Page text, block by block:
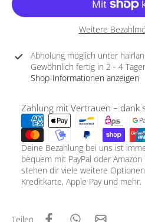
Weitere
Abholung möglich unter
Gewöhnlich fertig in 2 - 4
Shop-Informationen anzeigen
Zahlung mit Vertrauen – dank
Deine Bezahlung bei uns ist
bequem mit PayPal oder
stehen dir viele weitere
Kreditkarte, Apple Pay und mehr.
Teilen